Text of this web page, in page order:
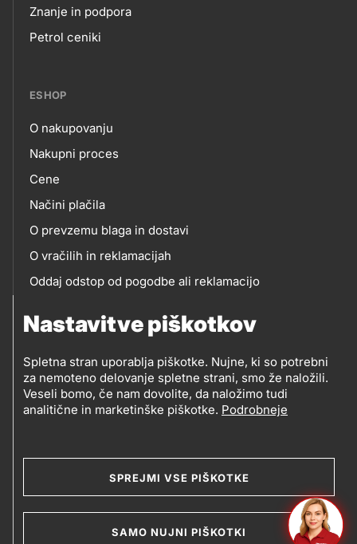
Nastavitve piškotkov
Spletna stran uporablja piškotke. Nujne, ki so potrebni
za nemoteno delovanje spletne strani, smo že naložili.
Veseli bomo, če nam dovolite, da naložimo tudi
analitične in marketinške piškotke. Podrobneje
SPREJMI VSE PIŠKOTKE
SAMO NUJNI PIŠKOTKI
Footer
links
Znanje in podpora
Petrol ceniki
ESHOP
eshop
O nakupovanju
Nakupni proces
Cene
Načini plačila
O prevzemu blaga in dostavi
O vračilih in reklamacijah
Oddaj odstop od pogodbe ali reklamacijo
(OEEO)
and
Varstvo zasebnosti in osebnih podatkov
Splošni pogoji poslovanja
Piškotki
Izjava o dostopnosti
Kazalo strani